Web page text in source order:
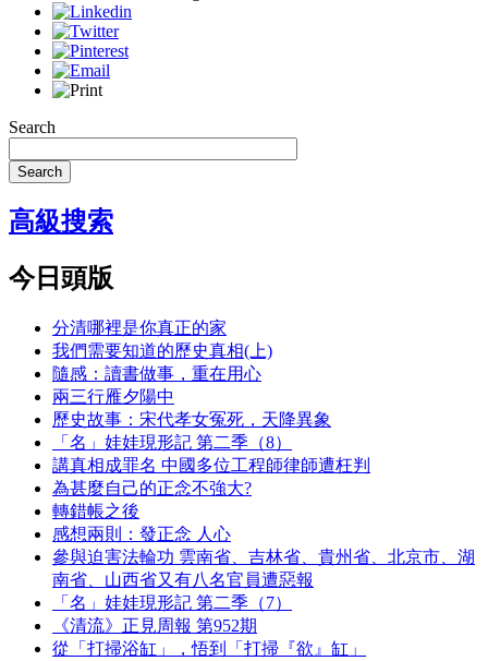
Search
Search
高級搜索
今日頭版
分清哪裡是你真正的家
我們需要知道的歷史真相(上)
隨感：讀書做事，重在用心
兩三行雁夕陽中
歷史故事：宋代孝女冤死，天降異象
「名」娃娃現形記 第二季（8）
講真相成罪名 中國多位工程師律師遭枉判
為甚麼自己的正念不強大?
轉錯帳之後
感想兩則：發正念 人心
參與迫害法輪功 雲南省、吉林省、貴州省、北京市、湖
南省、山西省又有八名官員遭惡報
「名」娃娃現形記 第二季（7）
《清流》正見周報 第952期
從「打掃浴缸」，悟到「打掃『欲』缸」